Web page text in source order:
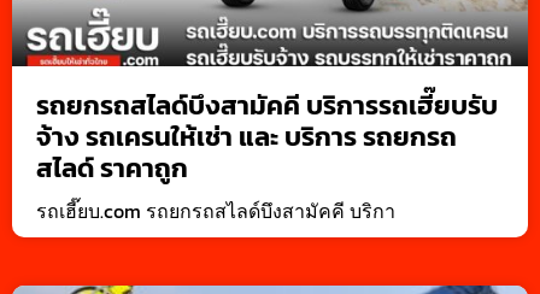
รถยกรถสไลด์บึงสามัคคี บริการรถเฮี๊ยบรับ
จ้าง รถเครนให้เช่า และ บริการ รถยกรถ
สไลด์ ราคาถูก
รถเฮี๊ยบ.com รถยกรถสไลด์บึงสามัคคี บริกา